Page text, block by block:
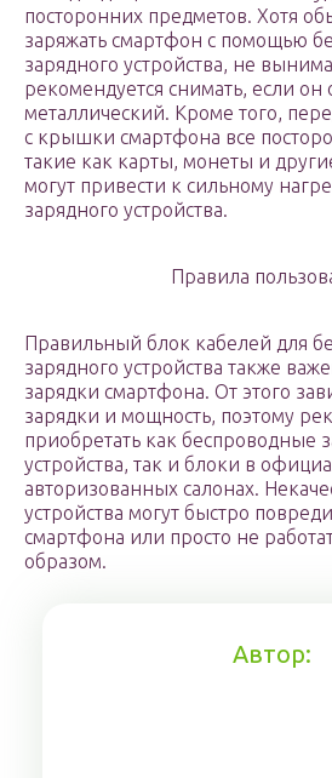
посторонних предметов. Хотя
заряжать смартфон с помощью
зарядного устройства, не
рекомендуется снимать, если он
металлический. Кроме того,
с крышки смартфона все
такие как карты, монеты и
могут привести к сильному
зарядного устройства.
Правила
Правильный блок кабелей для
зарядного устройства также
зарядки смартфона. От этого
зарядки и мощность, поэтому
приобретать как беспроводные
устройства, так и блоки в
авторизованных салонах.
устройства могут быстро
смартфона или просто не
образом.
Автор: